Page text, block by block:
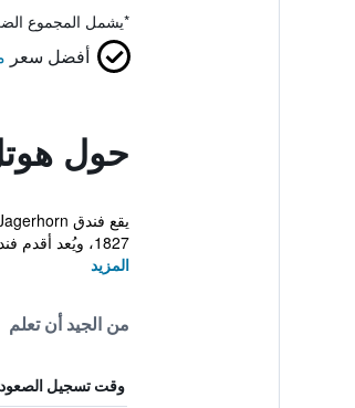
*يشمل المجموع
أفضل سعر
حول
1827، ويُعد أقدم فندق مُستقل في المدينة. توفر...
المزيد
من الجيد أن تعلم
وقت تسجيل الصعود